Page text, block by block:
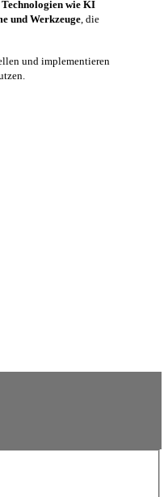
Technologien wie KI
und Werkzeuge , die
und implementieren